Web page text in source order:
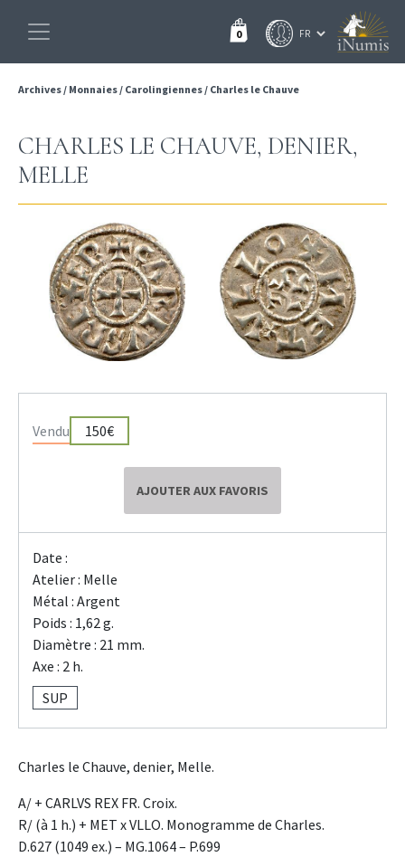
0
Archives/ Monnaies/ Carolingiennes/ Charles le Chauve
CHARLES LE CHAUVE, DENIER,
MELLE
Vendu 150€
AJOUTER AUX FAVORIS
Date :
Atelier : Melle
Métal : Argent
Poids : 1,62 g.
Diamètre : 21 mm.
Axe : 2 h.
SUP
Charles le Chauve, denier, Melle.
A/ + CARLVS REX FR. Croix.
R/ (à 1 h.) + MET x VLLO. Monogramme de Charles.
D.627 (1049 ex.) – MG.1064 – P.699